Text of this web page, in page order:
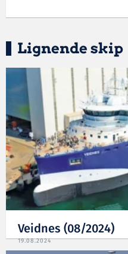
Lignende skip
Veidnes (08/2024)
19.08.2024